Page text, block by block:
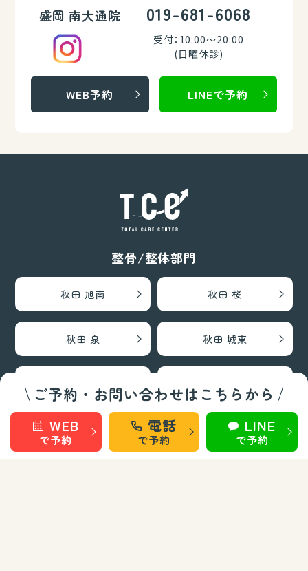
ご予約・お問い合わせはこちらから
WEB
で予約
電話
で予約
LINE
で予約
盛岡 南大通院 019-681-6068
受付：10:00～20:00
(日曜休診)
WEB予約 LINEで予約
整骨/整体部門
秋田 旭南 秋田 桜
秋田 泉 秋田 城東
盛岡 南大通